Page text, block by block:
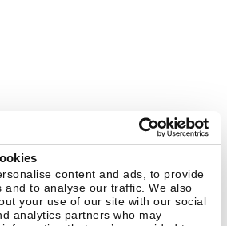
content and ads, to provide
and to analyse our traffic. We also
your use of our site with our social
analytics partners who may
隐私策略
许可协议 B2B
网安备 11010102001169号
伴 Blog 资源中心 新闻稿